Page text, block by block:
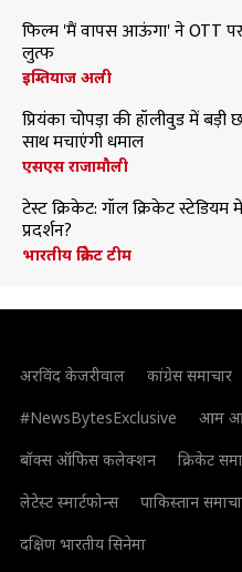
फिल्म 'मैं वापस आऊंगा' ने OTT
लुत्फ
इम्तियाज अली
प्रियंका चोपड़ा की हॉलीवुड में
साथ मचाएंगी धमाल
एसएस राजामौली
टेस्ट क्रिकेट: गॉल क्रिकेट
प्रदर्शन?
भारतीय क्रिकेट टीम
अरविंद केजरीवाल कांग्रेस समाचार
#NewsBytesExclusive
आम
बॉक्स ऑफिस कलेक्शन
क्रिकेट
लेटेस्ट स्मार्टफोन्स
पाकिस्तान
दक्षिण भारतीय सिनेमा